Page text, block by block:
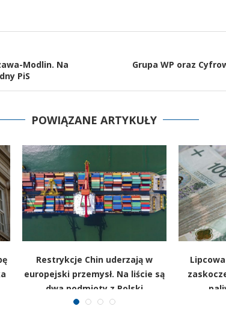
Modlin. Na
PiS
Grupa WP oraz
POWIĄZANE ARTYKUŁY
Restrykcje Chin uderzają w
europejski przemysł. Na liście są
dwa podmioty z Polski